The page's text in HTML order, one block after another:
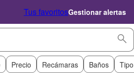
Tus favoritosGestionar alertas
Precio Recámaras Baños